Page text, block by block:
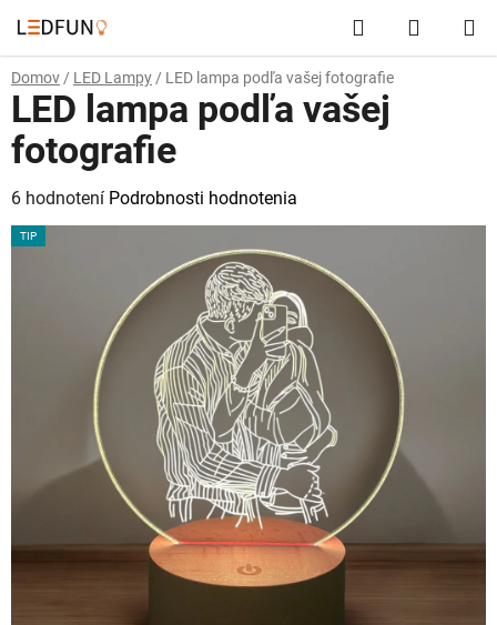
na
obsah
Hľadať
KOŠÍK
Domov / LED Lampy / LED lampa podľa vašej fotografie
LED lampa podľa vašej
fotografie
Priemerné
hodnotenie
hviezdičiek.
6 hodnotení Podrobnosti hodnotenia
TIP